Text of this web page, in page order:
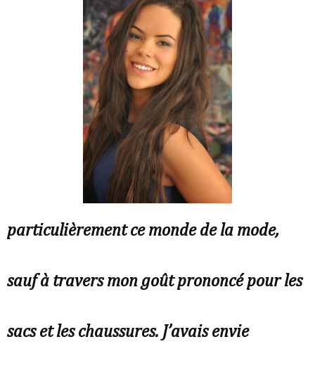
particulièrement ce monde de la mode,
sauf à travers mon goût prononcé pour les
sacs et les chaussures. J’avais envie